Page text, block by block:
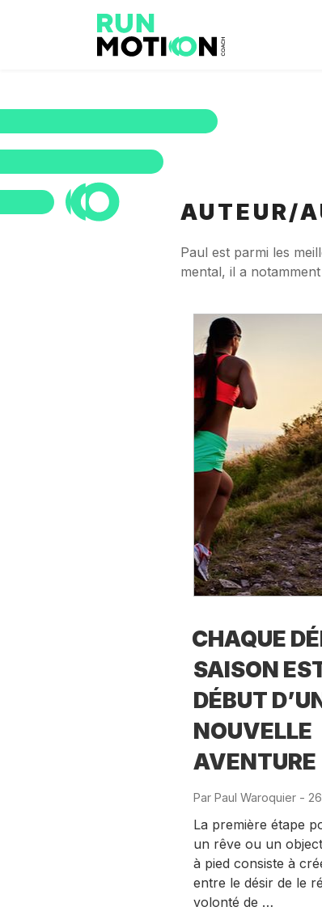
AUTEUR/
Paul est parmi les
mental, il a
CHAQUE
SAISON
DÉBUT
NOUVELLE
AVENTURE
Par Paul Waroquier-
La première étape
un rêve ou un
à pied consiste à
entre le désir de le
volonté de …